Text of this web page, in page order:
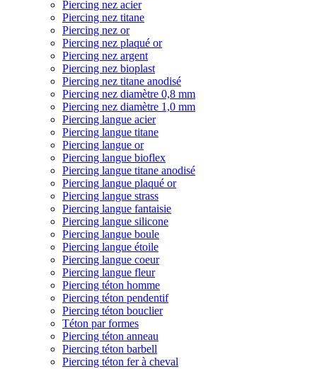
Piercing nez acier
Piercing nez titane
Piercing nez or
Piercing nez plaqué or
Piercing nez argent
Piercing nez bioplast
Piercing nez titane anodisé
Piercing nez diamètre 0,8 mm
Piercing nez diamètre 1,0 mm
Piercing langue acier
Piercing langue titane
Piercing langue or
Piercing langue bioflex
Piercing langue titane anodisé
Piercing langue plaqué or
Piercing langue strass
Piercing langue fantaisie
Piercing langue silicone
Piercing langue boule
Piercing langue étoile
Piercing langue coeur
Piercing langue fleur
Piercing téton homme
Piercing téton pendentif
Piercing téton bouclier
Téton par formes
Piercing téton anneau
Piercing téton barbell
Piercing téton fer à cheval